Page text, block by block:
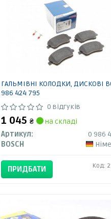
ГАЛЬМІВНІ КОЛОДКИ, ДИСКОВІ
986 424 795
0 відгуків
1 045 ₴
на складі
Артикул:
0 986
BOSCH
ПРИДБАТИ Код: